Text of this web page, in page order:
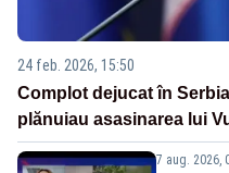
24 feb. 2026, 15:50
Complot dejucat în
plănuiau asasinarea lui
7 aug. 2026,